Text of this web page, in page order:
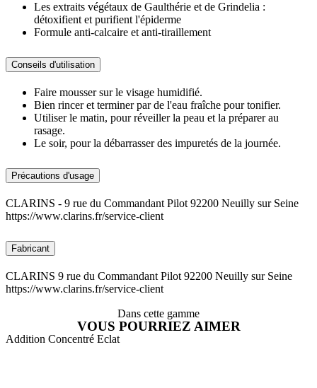
Les extraits végétaux de Gaulthérie et de Grindelia :
détoxifient et purifient l'épiderme
Formule anti-calcaire et anti-tiraillement
Conseils d'utilisation
Faire mousser sur le visage humidifié.
Bien rincer et terminer par de l'eau fraîche pour tonifier.
Utiliser le matin, pour réveiller la peau et la préparer au
rasage.
Le soir, pour la débarrasser des impuretés de la journée.
Précautions d'usage
CLARINS - 9 rue du Commandant Pilot 92200 Neuilly sur Seine
https://www.clarins.fr/service-client
Fabricant
CLARINS 9 rue du Commandant Pilot 92200 Neuilly sur Seine
https://www.clarins.fr/service-client
Dans cette gamme
VOUS POURRIEZ AIMER
Addition Concentré Eclat